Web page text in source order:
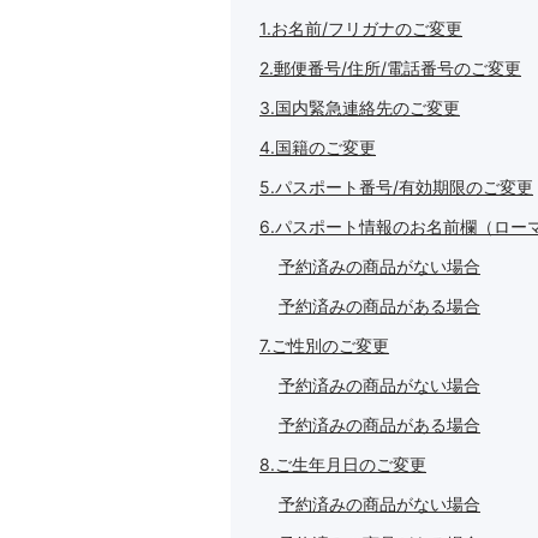
1.お名前/フリガナのご変更
2.郵便番号/住所/電話番号のご変更
3.国内緊急連絡先のご変更
4.国籍のご変更
5.パスポート番号/有効期限のご変更
6.パスポート情報のお名前欄（ロー
予約済みの商品がない場合
予約済みの商品がある場合
7.ご性別のご変更
予約済みの商品がない場合
予約済みの商品がある場合
8.ご生年月日のご変更
予約済みの商品がない場合